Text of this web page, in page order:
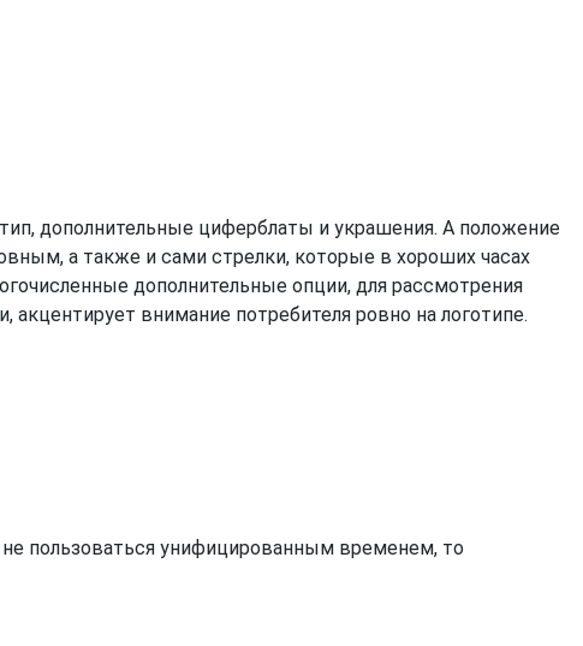
дополнительные циферблаты и украшения. А положение
а также и сами стрелки, которые в хороших часах
дополнительные опции, для рассмотрения
внимание потребителя ровно на логотипе.
пользоваться унифицированным временем, то